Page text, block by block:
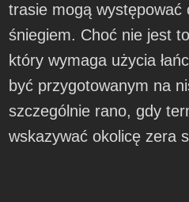
trasie mogą występować
śniegiem. Choć nie jest
który wymaga użycia
być przygotowanym na
szczególnie rano, gdy
wskazywać okolicę zera